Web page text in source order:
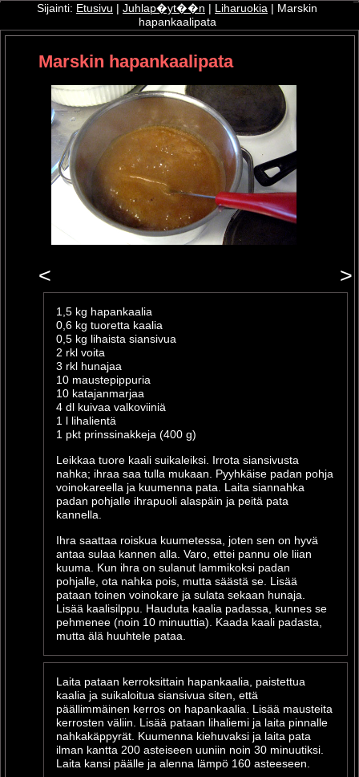
Sijainti: Etusivu Juhlap�yt��n Liharuokia | Marskin
hapankaalipata
Marskin hapankaalipata
< >
1,5 kg hapankaalia
0,6 kg tuoretta kaalia
0,5 kg lihaista siansivua
2 rkl voita
3 rkl hunajaa
10 maustepippuria
10 katajanmarjaa
4 dl kuivaa valkoviiniä
1 l lihalientä
1 pkt prinssinakkeja (400 g)
Leikkaa tuore kaali suikaleiksi. Irrota siansivusta
nahka; ihraa saa tulla mukaan. Pyyhkäise padan pohja
voinokareella ja kuumenna pata. Laita siannahka
padan pohjalle ihrapuoli alaspäin ja peitä pata
kannella.
Ihra saattaa roiskua kuumetessa, joten sen on hyvä
antaa sulaa kannen alla. Varo, ettei pannu ole liian
kuuma. Kun ihra on sulanut lammikoksi padan
pohjalle, ota nahka pois, mutta säästä se. Lisää
pataan toinen voinokare ja sulata sekaan hunaja.
Lisää kaalisilppu. Hauduta kaalia padassa, kunnes se
pehmenee (noin 10 minuuttia). Kaada kaali padasta,
mutta älä huuhtele pataa.
Laita pataan kerroksittain hapankaalia, paistettua
kaalia ja suikaloitua siansivua siten, että
päällimmäinen kerros on hapankaalia. Lisää mausteita
kerrosten väliin. Lisää pataan lihaliemi ja laita pinnalle
nahkakäppyrät. Kuumenna kiehuvaksi ja laita pata
ilman kantta 200 asteiseen uuniin noin 30 minuutiksi.
Laita kansi päälle ja alenna lämpö 160 asteeseen.